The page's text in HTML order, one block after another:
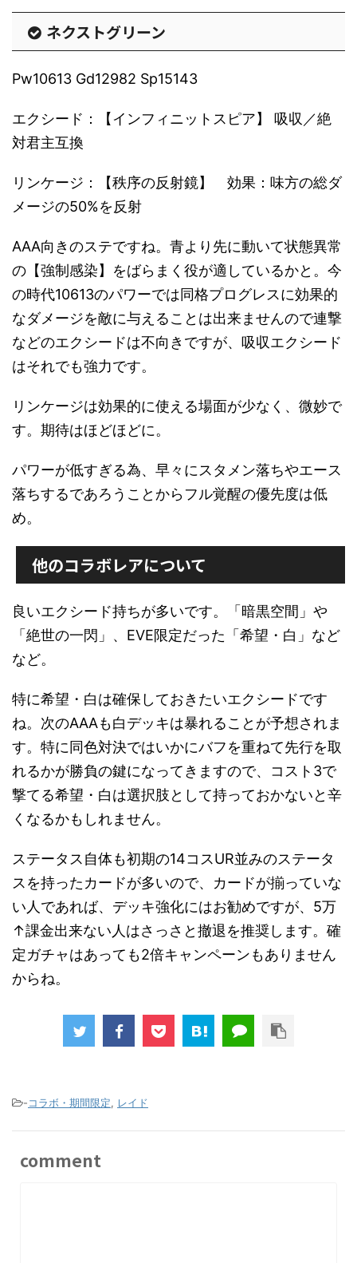
ネクストグリーン
Pw10613 Gd12982 Sp15143
エクシード：【インフィニットスピア】 吸収／絶
対君主互換
リンケージ：【秩序の反射鏡】 効果：味方の総ダ
メージの50%を反射
AAA向きのステですね。青より先に動いて状態異常
の【強制感染】をばらまく役が適しているかと。今
の時代10613のパワーでは同格プログレスに効果的
なダメージを敵に与えることは出来ませんので連撃
などのエクシードは不向きですが、吸収エクシード
はそれでも強力です。
リンケージは効果的に使える場面が少なく、微妙で
す。期待はほどほどに。
パワーが低すぎる為、早々にスタメン落ちやエース
落ちするであろうことからフル覚醒の優先度は低
め。
他のコラボレアについて
良いエクシード持ちが多いです。「暗黒空間」や
「絶世の一閃」、EVE限定だった「希望・白」など
など。
特に希望・白は確保しておきたいエクシードです
ね。次のAAAも白デッキは暴れることが予想されま
す。特に同色対決ではいかにバフを重ねて先行を取
れるかが勝負の鍵になってきますので、コスト3で
撃てる希望・白は選択肢として持っておかないと辛
くなるかもしれません。
ステータス自体も初期の14コスUR並みのステータ
スを持ったカードが多いので、カードが揃っていな
い人であれば、デッキ強化にはお勧めですが、5万
↑課金出来ない人はさっさと撤退を推奨します。確
定ガチャはあっても2倍キャンペーンもありません
からね。
-コラボ・期間限定, レイド
comment